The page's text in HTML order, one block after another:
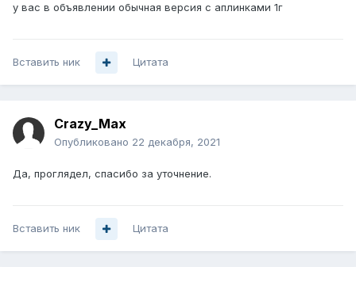
у вас в объявлении обычная версия с аплинками 1г
Вставить ник Цитата
Crazy_Max
Опубликовано 22 декабря, 2021
Да, проглядел, спасибо за уточнение.
Вставить ник Цитата